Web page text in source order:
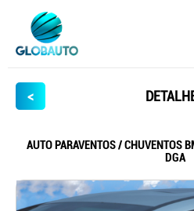
<
AUTO PARAVENTOS / CHUVENTOS
DGA